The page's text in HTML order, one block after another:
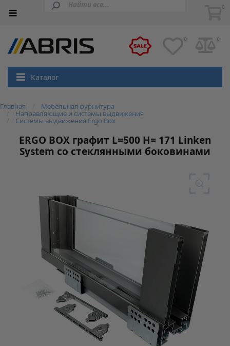
0
0 0
Каталог
Главная Мебельная фурнитура
Направляющие и системы выдвижения
Системы выдвижения Ergo Box
ERGO BOX графит L=500 H= 171 Linken
System со стеклянными боковинами